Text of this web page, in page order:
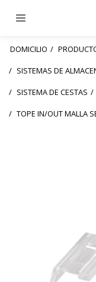
DOMICILIO
SISTEMAS DE
SISTEMA DE CESTAS
TOPE IN/OUT MALLA